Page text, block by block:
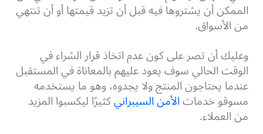
الممكن أن يشتروها فيه قبل أن تزيد قيمتها أو أن تنتهي
من الأسواق.
وعليك أن تصر على كون عدم اتخاذ قرار الشراء في
الوقت الحالي سوف يعود عليهم بالمعاناة في المستقبل
عندما يحتاجون المنتج ولا يجدوه، وهو ما يستخدمه
مسوقو خدماتالأمن السيبرانيكثيرًا ليكسبوا المزيد
من العملاء.